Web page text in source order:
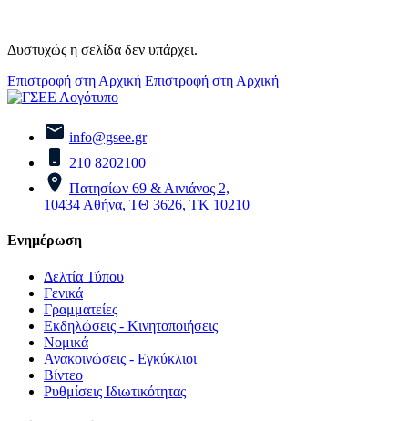
Δυστυχώς η σελίδα δεν υπάρχει.
Επιστροφή στη Αρχική Επιστροφή στη Αρχική
info@gsee.gr
210 8202100
Πατησίων 69 & Αινιάνος 2,
10434 Αθήνα, ΤΘ 3626, ΤΚ 10210
Ενημέρωση
Δελτία Τύπου
Γενικά
Γραμματείες
Εκδηλώσεις - Κινητοποιήσεις
Νομικά
Ανακοινώσεις - Εγκύκλιοι
Βίντεο
Ρυθμίσεις Ιδιωτικότητας